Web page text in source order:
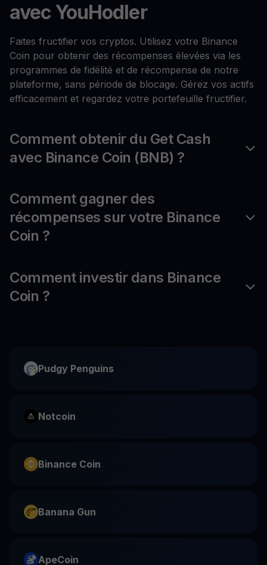
avec YouHodler
Faites fructifier vos cryptos. Utilisez votre Binance
Coin pour obtenir des récompenses élevées via les
programmes de fidélité et de récompense de notre
plateforme, sans période de blocage. Gérez vos actifs
efficacement et regardez votre portefeuille fructifier.
Comment obtenir du Get Cash
avec Binance Coin (BNB) ?
Comment gagner des
récompenses sur votre Binance
Coin ?
Comment investir dans Binance
Coin ?
Pudgy Penguins
Notcoin
Binance Coin
Banana Gun
ApeCoin